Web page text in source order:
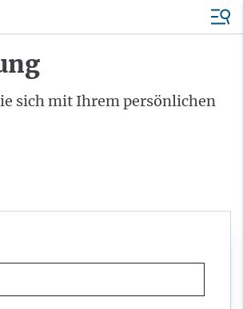
sich mit Ihrem persönlichen